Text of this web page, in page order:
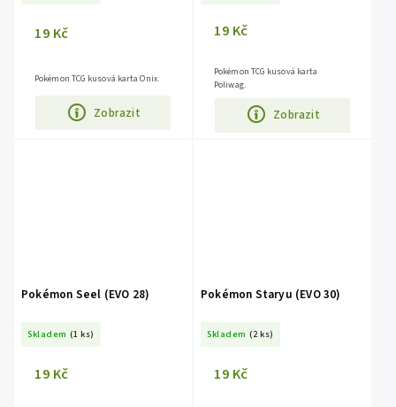
19 Kč
Zobrazit
Pokémon TCG kusová karta Onix.
19 Kč
Zobrazit
Pokémon TCG kusová karta
Poliwag.
Pokémon Seel (EVO 28)
Skladem (1 ks)
19 Kč
Pokémon Staryu (EVO 30)
Skladem (2 ks)
19 Kč